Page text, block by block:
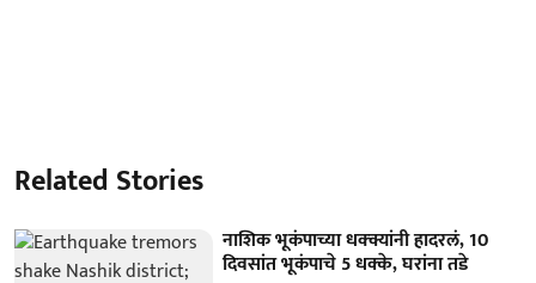
Related Stories
नाशिक भूकंपाच्या धक्क्यांनी हादरलं, 10
दिवसांत भूकंपाचे 5 धक्के, घरांना तडे